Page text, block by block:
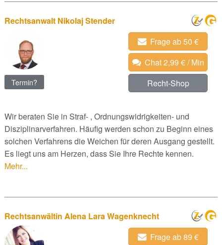
Rechtsanwalt Nikolaj Stender
Termin?
Frage ab 50 €
Chat 2,99 € / Min
Recht-Shop
Wir beraten Sie in Straf- , Ordnungswidrigkeiten- und
Disziplinarverfahren. Häufig werden schon zu Beginn eines
solchen Verfahrens die Weichen für deren Ausgang gestellt.
Es liegt uns am Herzen, dass Sie Ihre Rechte kennen.
Mehr...
Rechtsanwältin Alena Lara Wagenknecht
Frage ab 89 €